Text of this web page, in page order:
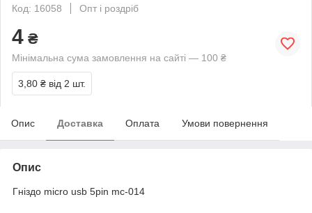
Код: 16058
Опт і роздріб
4 ₴
Мінімальна сума замовлення на сайті — 100 ₴
3,80 ₴ від 2 шт.
Опис Доставка Оплата Умови повернення
Опис
Γніздо miϲro usb 5pin mc-014